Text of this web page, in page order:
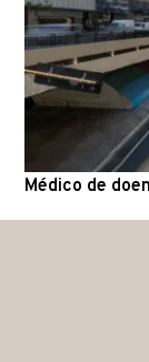
Médico de